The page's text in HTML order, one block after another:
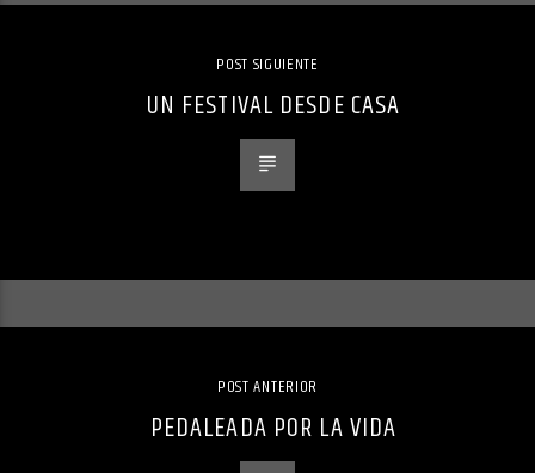
POST SIGUIENTE
UN FESTIVAL DESDE CASA
POST ANTERIOR
PEDALEADA POR LA VIDA